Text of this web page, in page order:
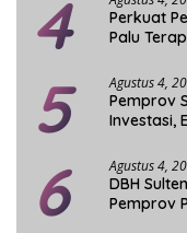
4
Perkuat
Palu
5 Agustus 4,
Pemprov
Investasi,
6 Agustus 4,
DBH
Pemprov